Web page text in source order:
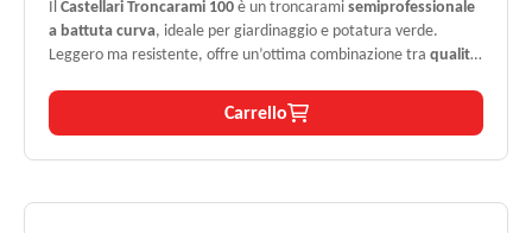
IlCastellari Troncarami 100è un troncaramisemiprofessionale
a battuta curva, ideale per giardinaggio e potatura verde.
Leggero ma resistente, offre un’ottima combinazione tra qualità
utilizzi prolungati.
Carrello